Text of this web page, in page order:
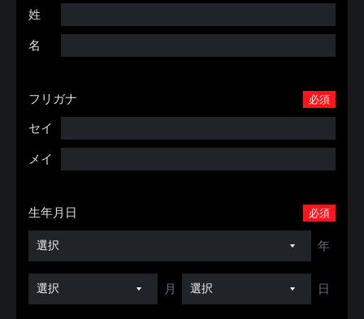
姓
名
必須
フリガナ
セイ
メイ
必須
生年月日
年
月 日